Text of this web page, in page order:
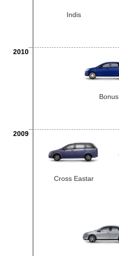
Indis
2010
Bonus
2009
Cross Eastar